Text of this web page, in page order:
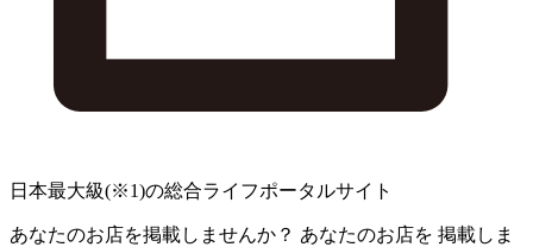
日本最大級(※1)の総合ライフポータルサイト
あなたのお店を掲載しませんか？ あなたのお店を 掲載しま